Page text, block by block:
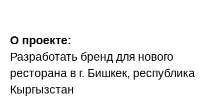
О проекте:
Разработать бренд для нового
ресторана в г. Бишкек, республика
Кыргызстан